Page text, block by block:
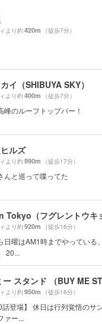
より約420m （徒歩7分）
イ（SHIBUYA SKY）
より約400m （徒歩7分）
峰のルーフトップバー！
ルズ
より約990m （徒歩17分）
んと巡って喋ってた
Tokyo（フグレントウキ
より約920m （徒歩16分）
日曜はAM1時までやっている
20...
スタンド （BUY ME
より約950m （徒歩16分）
話登場】 休日は行列覚悟のサ
ァー...